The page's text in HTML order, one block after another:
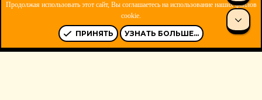
ОБРАТНАЯ СВЯЗЬ
УСЛОВИЯ И ПРАВИЛА
R
S
S
Продолжая использовать этот сайт, Вы соглашаетесь на использование наших файлов
cookie.
ПРИНЯТЬ УЗНАТЬ БОЛЬШЕ...